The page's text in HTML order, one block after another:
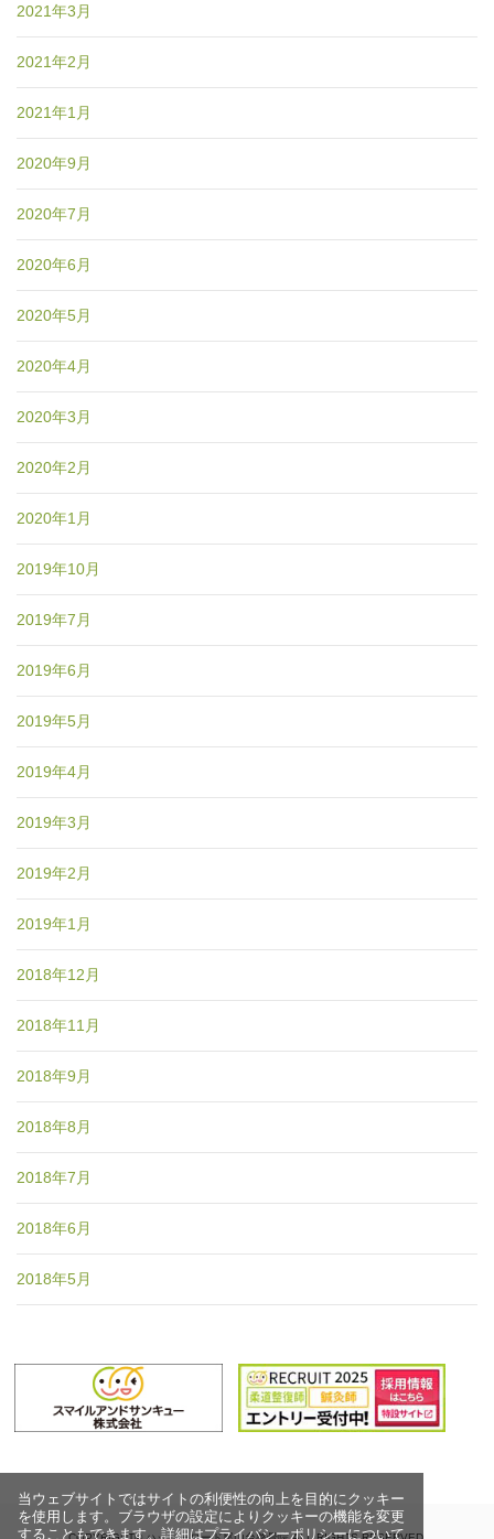
当ウェブサイトではサイトの利便性の向上を目的にクッキー
を使用します。ブラウザの設定によりクッキーの機能を変更
することもできます。詳細はプライバシーポリシーについて
2021年3月
2021年2月
2021年1月
2020年9月
2020年7月
2020年6月
2020年5月
2020年4月
2020年3月
2020年2月
2020年1月
2019年10月
2019年7月
2019年6月
2019年5月
2019年4月
2019年3月
2019年2月
2019年1月
2018年12月
2018年11月
2018年9月
2018年8月
2018年7月
2018年6月
2018年5月